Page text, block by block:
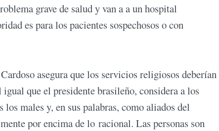
grave de salud y van a a un hospital
es para los pacientes sospechosos o con
asegura que los servicios religiosos deberían
que el presidente brasileño, considera a los
males y, en sus palabras, como aliados del
por encima de lo racional. Las personas son